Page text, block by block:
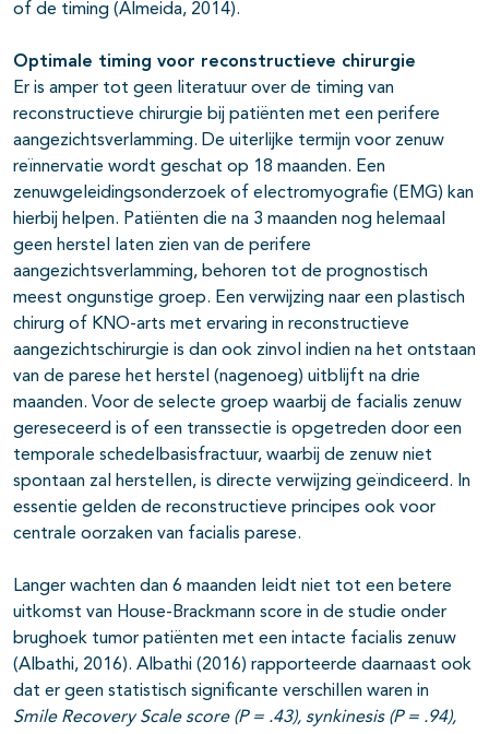
of de timing (Almeida, 2014).
Optimale timing voor reconstructieve chirurgie
Er is amper tot geen literatuur over de timing van
reconstructieve chirurgie bij patiënten met een perifere
aangezichtsverlamming. De uiterlijke termijn voor zenuw
reïnnervatie wordt geschat op 18 maanden. Een
zenuwgeleidingsonderzoek of electromyografie (EMG) kan
hierbij helpen. Patiënten die na 3 maanden nog helemaal
geen herstel laten zien van de perifere
aangezichtsverlamming, behoren tot de prognostisch
meest ongunstige groep. Een verwijzing naar een plastisch
chirurg of KNO-arts met ervaring in reconstructieve
aangezichtschirurgie is dan ook zinvol indien na het ontstaan
van de parese het herstel (nagenoeg) uitblijft na drie
maanden. Voor de selecte groep waarbij de facialis zenuw
gereseceerd is of een transsectie is opgetreden door een
temporale schedelbasisfractuur, waarbij de zenuw niet
spontaan zal herstellen, is directe verwijzing geïndiceerd. In
essentie gelden de reconstructieve principes ook voor
centrale oorzaken van facialis parese.
Langer wachten dan 6 maanden leidt niet tot een betere
uitkomst van House-Brackmann score in de studie onder
brughoek tumor patiënten met een intacte facialis zenuw
(Albathi, 2016). Albathi (2016) rapporteerde daarnaast ook
dat er geen statistisch significante verschillen waren in
Smile Recovery Scale score (P = .43), synkinesis (P = .94),